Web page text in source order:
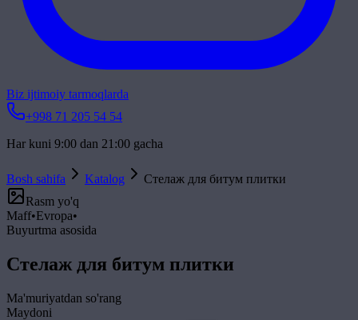
Biz ijtimoiy tarmoqlarda
+998 71 205 54 54
Har kuni 9:00 dan 21:00 gacha
Bosh sahifa Katalog
Стелаж для битум плитки
Rasm yo'q
Maff•Evropa•
Buyurtma asosida
Стелаж для битум плитки
Ma'muriyatdan so'rang
Maydoni